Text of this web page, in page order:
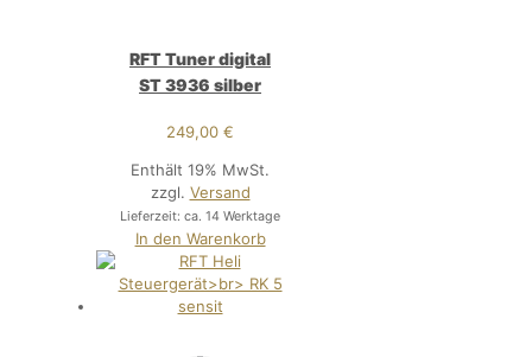
RFT Tuner digital
ST 3936 silber
249,00€
Enthält 19% MwSt.
zzgl. Versand
Lieferzeit: ca. 14 Werktage
In den Warenkorb